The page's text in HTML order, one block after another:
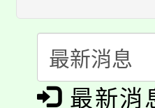
者。
份教師
會
115年食
程
「本色
最新消